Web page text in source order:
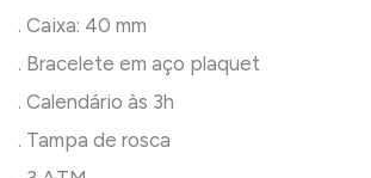
. Caixa: 40 mm
. Bracelete em aço plaquet
. Calendário às 3h
. Tampa de rosca